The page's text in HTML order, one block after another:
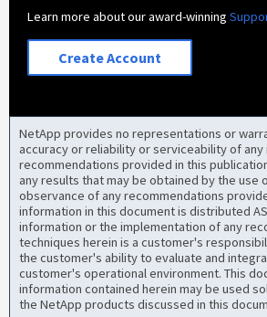
Learn more about our award-winning
Create Account
NetApp provides no representations or
accuracy or reliability or serviceability of
recommendations provided in this
any results that may be obtained by the use
observance of any recommendations
information in this document is distributed
information or the implementation of any
techniques herein is a customer's
the customer's ability to evaluate and
customer's operational environment. This
information contained herein may be used
the NetApp products discussed in this